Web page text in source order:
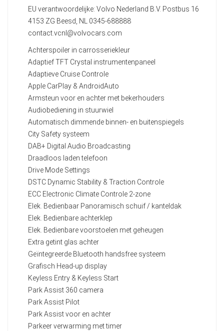
EU verantwoordelijke: Volvo Nederland B.V. Postbus 16
4153 ZG Beesd, NL 0345-688888
contact.vcnl@volvocars.com
Achterspoiler in carrosseriekleur
Adaptief TFT Crystal instrumentenpaneel
Adaptieve Cruise Controle
Apple CarPlay & AndroidAuto
Armsteun voor en achter met bekerhouders
Audiobediening in stuurwiel
Automatisch dimmende binnen- en buitenspiegels
City Safety systeem
DAB+ Digital Audio Broadcasting
Draadloos laden telefoon
Drive Mode Settings
DSTC Dynamic Stability & Traction Controle
ECC Electronic Climate Controle 2-zone
Elek. Bedienbaar Panoramisch schuif / kanteldak
Elek. Bedienbare achterklep
Elek. Bedienbare voorstoelen met geheugen
Extra getint glas achter
Geïntegreerde Bluetooth handsfree systeem
Grafisch Head-up display
Keyless Entry & Keyless Start
Park Assist 360 camera
Park Assist Pilot
Park Assist voor en achter
Parkeer verwarming met timer